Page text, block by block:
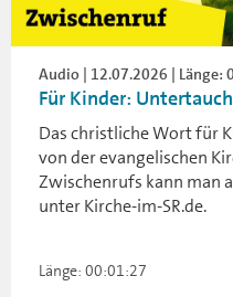
Audio | 12.07.2026 | Länge:
Für Kinder:
Das christliche Wort für
von der evangelischen
Zwischenrufs kann man
unter Kirche-im-SR.de.
Länge: 00:01:27